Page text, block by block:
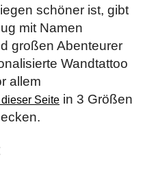
schöner ist, gibt
mit Namen
großen Abenteurer
Wandtattoo
allem
Seite in 3 Größen